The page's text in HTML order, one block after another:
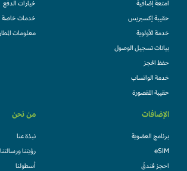
امتعة إضافية
حقيبة إكسبريس
خدمة الأولوية
بيانات تسجيل الوصول
حفظ الحجز
خدمة الواتساب
حقيبة المقصورة
خيارات الدفع
خدمات خاصة
معلومات المطار
الإضافات
برنامج العضوية
eSIM
احجز فندقً
من نحن
نبذة عنا
رؤيتنا ورسالتنا
أسطولنا